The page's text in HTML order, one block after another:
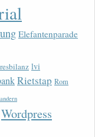
Elefantenparade
lvi
Rietstap Rom
Wordpress